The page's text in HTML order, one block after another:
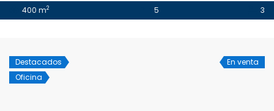
400 m2 5 3
Destacados
Oficina
En venta